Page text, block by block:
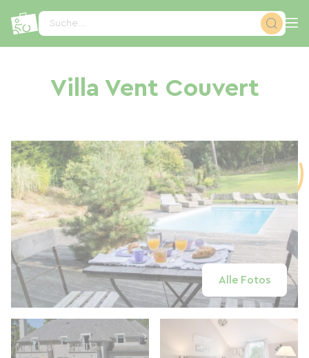
Suche...
Villa Vent Couvert
Alle Fotos
Cookie-Einstellungen